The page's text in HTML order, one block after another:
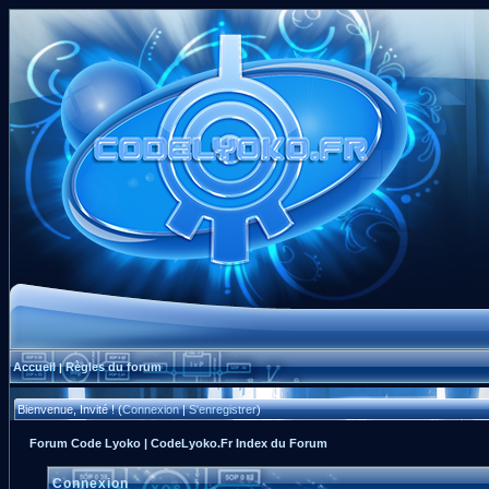
Accueil|Règles du forum
Bienvenue, Invité ! (Connexion|S'enregistrer)
Forum Code Lyoko | CodeLyoko.Fr Index du Forum
Connexion